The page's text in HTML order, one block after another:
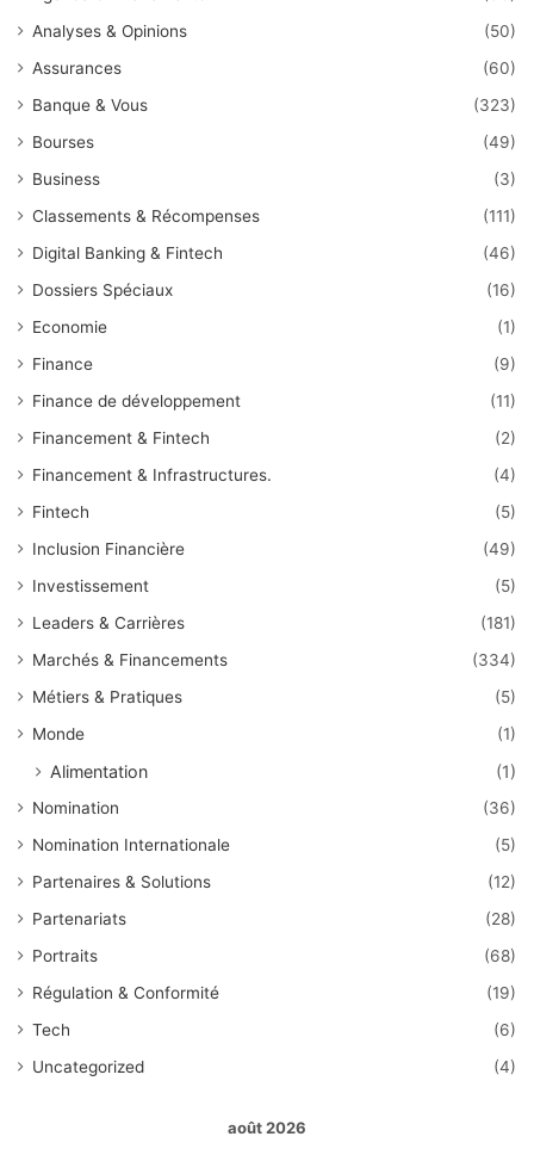
Analyses & Opinions
(50)
Assurances
(60)
Banque & Vous
(323)
Bourses
(49)
Business
(3)
Classements & Récompenses
(111)
Digital Banking & Fintech
(46)
Dossiers Spéciaux
(16)
Economie
(1)
Finance
(9)
Finance de développement
(11)
Financement & Fintech
(2)
Financement & Infrastructures.
(4)
Fintech
(5)
Inclusion Financière
(49)
Investissement
(5)
Leaders & Carrières
(181)
Marchés & Financements
(334)
Métiers & Pratiques
(5)
Monde
(1)
Alimentation (1)
Nomination
(36)
Nomination Internationale
(5)
Partenaires & Solutions
(12)
Partenariats
(28)
Portraits
(68)
Régulation & Conformité
(19)
Tech
(6)
Uncategorized
(4)
août 2026